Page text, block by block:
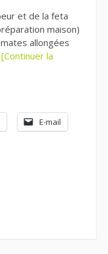
et de la feta
maison)
allongées
[Continuer la
E-mail